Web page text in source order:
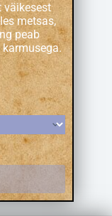
väikesest
metsas,
peab